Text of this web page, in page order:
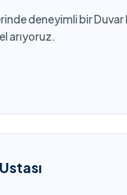
deneyimli bir
arıyoruz.